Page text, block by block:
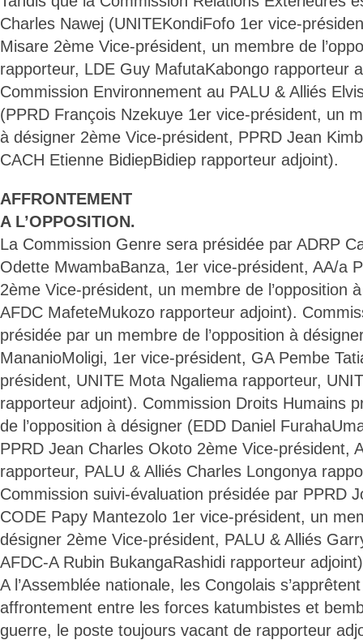
Charles Nawej (UNITEKondiFofo 1er vice-
Misare 2ème Vice-président, un membre de
rapporteur, LDE Guy MafutaKabongo rapporteur
Commission Environnement au PALU & Alliés
(PPRD François Nzekuye 1er vice-président, un
à désigner 2ème Vice-président, PPRD Jean
CACH Etienne BidiepBidiep rapporteur adjoint).
AFFRONTEMENT
A L’OPPOSITION.
La Commission Genre sera présidée par ADRP
Odette MwambaBanza, 1er vice-président, AA/a
2ème Vice-président, un membre de l’opposition
AFDC MafeteMukozo rapporteur adjoint).
présidée par un membre de l’opposition à
MananioMoligi, 1er vice-président, GA Pembe
président, UNITE Mota Ngaliema rapporteur,
rapporteur adjoint). Commission Droits Humains
de l’opposition à désigner (EDD Daniel
PPRD Jean Charles Okoto 2ème Vice-président,
rapporteur, PALU & Alliés Charles Longonya
Commission suivi-évaluation présidée par PPRD
CODE Papy Mantezolo 1er vice-président, un
désigner 2ème Vice-président, PALU & Alliés
AFDC-A Rubin BukangaRashidi rapporteur
A l’Assemblée nationale, les Congolais
affrontement entre les forces katumbistes et
guerre, le poste toujours vacant de rapporteur